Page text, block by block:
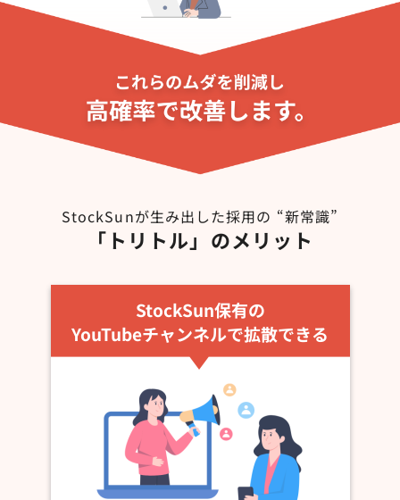
StockSunが生み出した採用の “新常識”
「トリトル」のメリット
StockSun保有の
YouTubeチャンネルで拡散できる